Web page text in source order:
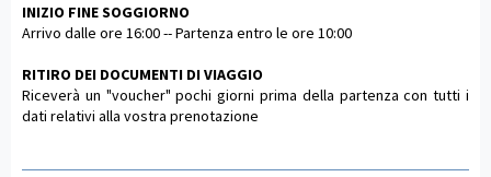
INIZIO FINE SOGGIORNO
Arrivo dalle ore 16:00 -- Partenza entro le ore 10:00
RITIRO DEI DOCUMENTI DI VIAGGIO
Riceverà un "voucher" pochi giorni prima della partenza con tutti i
dati relativi alla vostra prenotazione